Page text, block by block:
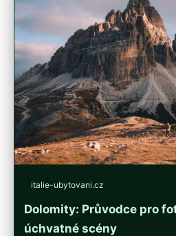
italie-ubytovani.cz
Dolomity: Průvodce pro
úchvatné scény